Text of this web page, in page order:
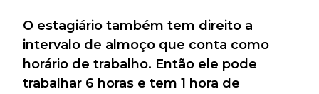
O estagiário também tem direito a
intervalo de almoço que conta como
horário de trabalho. Então ele pode
trabalhar 6 horas e tem 1 hora de